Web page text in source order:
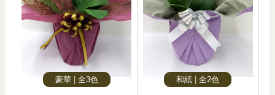
豪華 全3色 和紙 全2色